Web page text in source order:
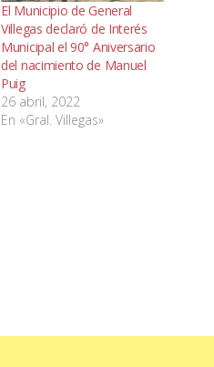
El Municipio de General
Villegas declaró de Interés
Municipal el 90° Aniversario
del nacimiento de Manuel
Puig
26 abril, 2022
En «Gral. Villegas»